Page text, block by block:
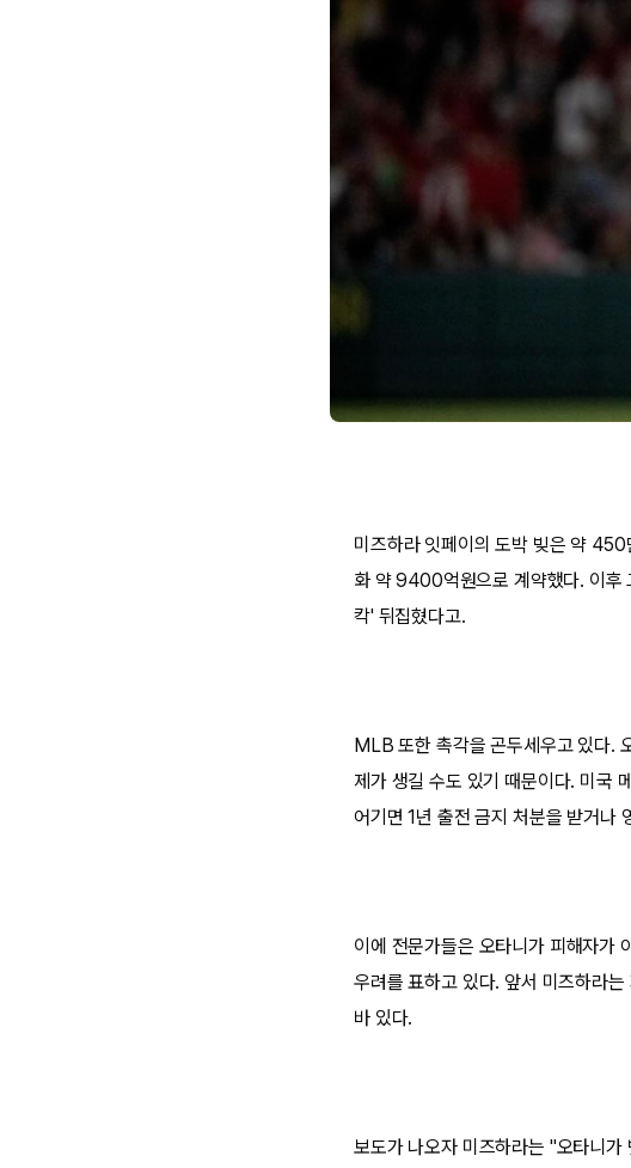
미즈하라 잇페이의 도박 빚은 약
화 약 9400억원으로 계약했다. 이후
칵' 뒤집혔다고.
MLB 또한 촉각을 곤두세우고 있다.
제가 생길 수도 있기 때문이다. 미국
어기면 1년 출전 금지 처분을 받거나
이에 전문가들은 오타니가 피해자가
우려를 표하고 있다. 앞서 미즈하라
바 있다.
보도가 나오자 미즈하라는 "오타니